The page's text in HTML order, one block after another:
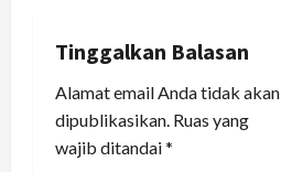
i
g
a
Tinggalkan Balasan
Alamat email Anda tidak akan
dipublikasikan. Ruas yang
wajib ditandai*